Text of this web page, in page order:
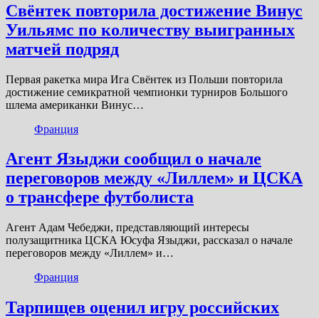
Свёнтек повторила достижение Винус
Уильямс по количеству выигранных
матчей подряд
Первая ракетка мира Ига Свёнтек из Польши повторила
достижение семикратной чемпионки турниров Большого
шлема американки Винус…
Франция
Агент Языджи сообщил о начале
переговоров между «Лиллем» и ЦСКА
о трансфере футболиста
Агент Адам Чебеджи, представляющий интересы
полузащитника ЦСКА Юсуфа Языджи, рассказал о начале
переговоров между «Лиллем» и…
Франция
Тарпищев оценил игру российских